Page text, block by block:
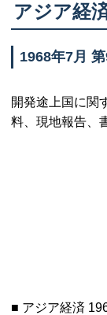
アジア経
1968年7月
開発途上国に関
料、現地報告、
■ アジア経済